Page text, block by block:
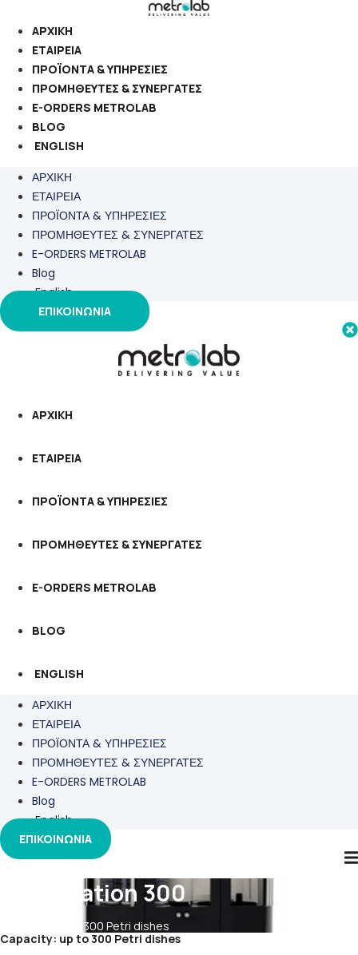
στο
περιεχόμενο
ΑΡΧΙΚΗ
ΕΤΑΙΡΕΙΑ
ΠΡΟΪΟΝΤΑ & ΥΠΗΡΕΣΙΕΣ
ΠΡΟΜΗΘΕΥΤΕΣ & ΣΥΝΕΡΓΑΤΕΣ
E-ORDERS METROLAB
BLOG
ENGLISH
ΑΡΧΙΚΗ
ΕΤΑΙΡΕΙΑ
ΠΡΟΪΟΝΤΑ & ΥΠΗΡΕΣΙΕΣ
ΠΡΟΜΗΘΕΥΤΕΣ & ΣΥΝΕΡΓΑΤΕΣ
E-ORDERS METROLAB
Blog
English
ΕΠΙΚΟΙΝΩΝΙΑ
ΑΡΧΙΚΗ
ΕΤΑΙΡΕΙΑ
ΠΡΟΪΟΝΤΑ & ΥΠΗΡΕΣΙΕΣ
ΠΡΟΜΗΘΕΥΤΕΣ & ΣΥΝΕΡΓΑΤΕΣ
E-ORDERS METROLAB
BLOG
ENGLISH
ΑΡΧΙΚΗ
ΕΤΑΙΡΕΙΑ
ΠΡΟΪΟΝΤΑ & ΥΠΗΡΕΣΙΕΣ
ΠΡΟΜΗΘΕΥΤΕΣ & ΣΥΝΕΡΓΑΤΕΣ
E-ORDERS METROLAB
Blog
English
ΕΠΙΚΟΙΝΩΝΙΑ
ScanStation 300
Capacity: up to 300 Petri dishes
Capacity: up to 300 Petri dishes